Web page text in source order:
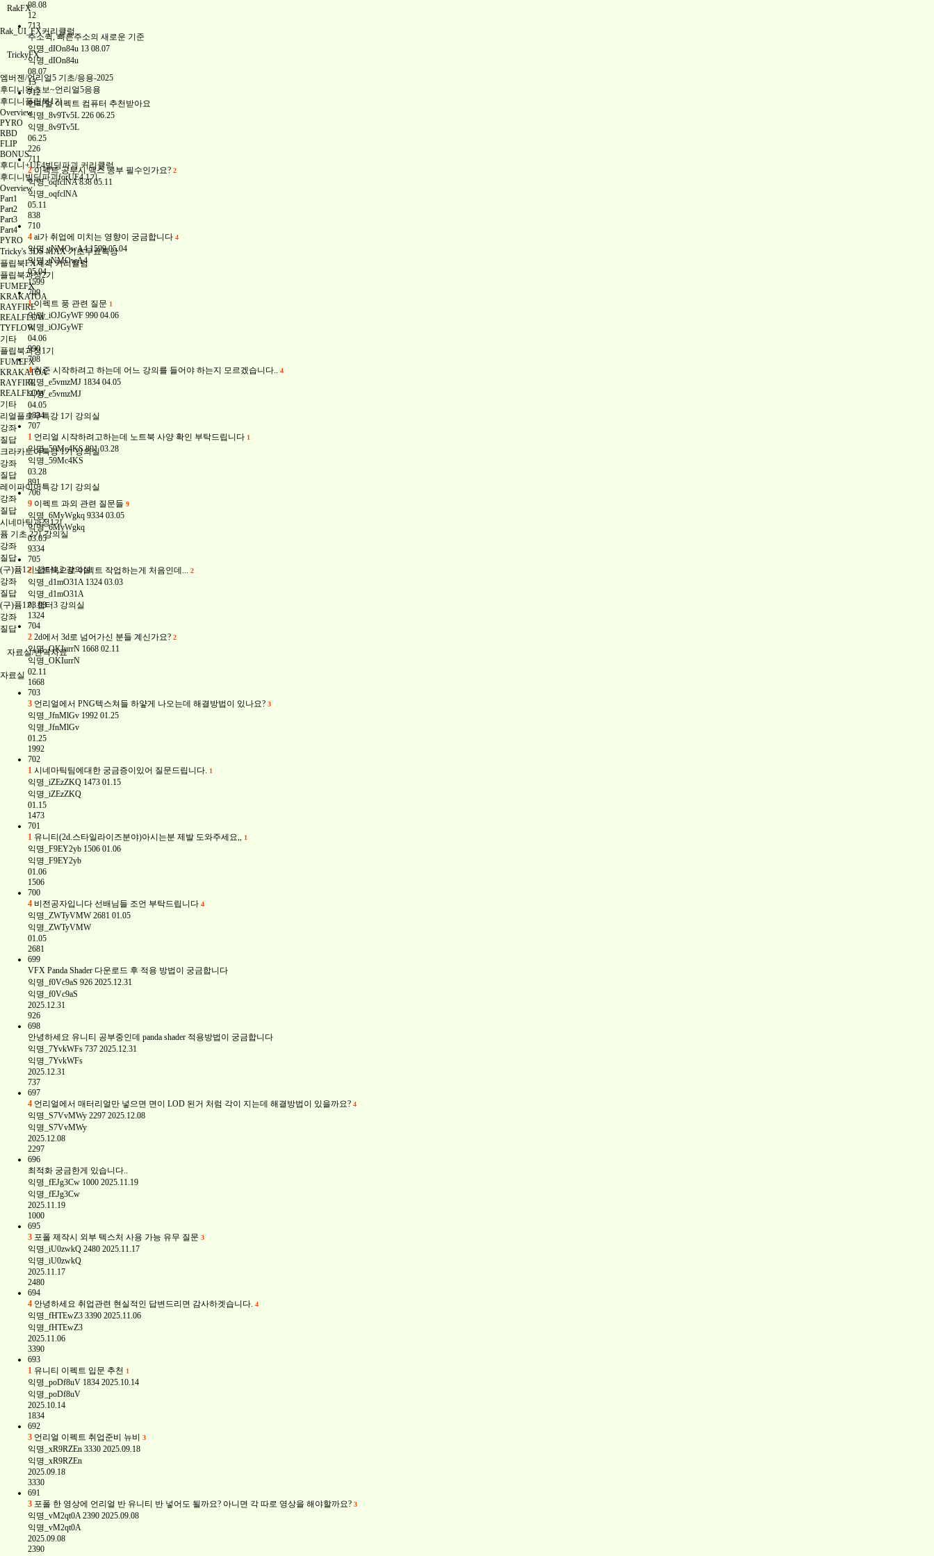
RakFX
Rak_UI_FX커리큘럼
TrickyFX
엠버젠/언리얼5 기초/응용-2025
후디니왕초보~언리얼5응용
후디니플립북1기
Overview
PYRO
RBD
FLIP
BONUS
후디니+UE4빌딩파괴 커리큘럼
후디니빌딩파괴forUE4 1기
Overview
Part1
Part2
Part3
Part4
PYRO
Tricky's 3DS MAX 기초무료특강
플립북FX제작 커리큘럼
플립북과정2기
FUMEFX
KRAKATOA
RAYFIRE
REALFLOW
TYFLOW
기타
플립북과정1기
FUMEFX
KRAKATOA
RAYFIRE
REALFLOW
기타
리얼플로우특강 1기 강의실
강좌
질답
크라카토아특강 1기 강의실
강좌
질답
레이파이어특강 1기 강의실
강좌
질답
시네마틱과정1기
퓸 기초 2기 강의실
강좌
질답
(구)퓸1기 챕터1,2 강의실
강좌
질답
(구)퓸1기 챕터3 강의실
강좌
질답
자료실/번역자료
자료실
08.08
12
713
주소퀵, 빠른주소의 새로운 기준
익명_dIOn84u 13 08.07
익명_dIOn84u
08.07
13
712
언리얼 이펙트 컴퓨터 추천받아요
익명_8v9Tv5L 226 06.25
익명_8v9Tv5L
06.25
226
711
2 이펙트 공부시 맥스 공부 필수인가요? 2
익명_oqfclNA 838 05.11
익명_oqfclNA
05.11
838
710
4 ai가 취업에 미치는 영향이 궁금합니다 4
익명_tNMOwA4 1599 05.04
익명_tNMOwA4
05.04
1599
709
1 이펙트 풍 관련 질문 1
익명_iOJGyWF 990 04.06
익명_iOJGyWF
04.06
990
708
4 취준 시작하려고 하는데 어느 강의를 들어야 하는지 모르겠습니다.. 4
익명_e5vmzMJ 1834 04.05
익명_e5vmzMJ
04.05
1834
707
1 언리얼 시작하려고하는데 노트북 사양 확인 부탁드립니다 1
익명_59Mc4KS 891 03.28
익명_59Mc4KS
03.28
891
706
9 이펙트 과외 관련 질문들 9
익명_6MyWgkq 9334 03.05
익명_6MyWgkq
03.05
9334
705
2 노트북으로 이펙트 작업하는게 처음인데... 2
익명_d1mO31A 1324 03.03
익명_d1mO31A
03.03
1324
704
2 2d에서 3d로 넘어가신 분들 계신가요? 2
익명_OKIurrN 1668 02.11
익명_OKIurrN
02.11
1668
703
3 언리얼에서 PNG텍스쳐들 하얗게 나오는데 해결방법이 있나요? 3
익명_JfnMlGv 1992 01.25
익명_JfnMlGv
01.25
1992
702
1 시네마틱팀에대한 궁금증이있어 질문드립니다. 1
익명_iZEzZKQ 1473 01.15
익명_iZEzZKQ
01.15
1473
701
1 유니티(2d.스타일라이즈분야)아시는분 제발 도와주세요,, 1
익명_F9EY2yb 1506 01.06
익명_F9EY2yb
01.06
1506
700
4 비전공자입니다 선배님들 조언 부탁드립니다 4
익명_ZWTyVMW 2681 01.05
익명_ZWTyVMW
01.05
2681
699
VFX Panda Shader 다운로드 후 적용 방법이 궁금합니다
익명_f0Vc9aS 926 2025.12.31
익명_f0Vc9aS
2025.12.31
926
698
안녕하세요 유니티 공부중인데 panda shader 적용방법이 궁금합니다
익명_7YvkWFs 737 2025.12.31
익명_7YvkWFs
2025.12.31
737
697
4 언리얼에서 매터리얼만 넣으면 면이 LOD 된거 처럼 각이 지는데 해결방법이 있을까요? 4
익명_S7VvMWy 2297 2025.12.08
익명_S7VvMWy
2025.12.08
2297
696
최적화 궁금한게 있습니다..
익명_fEJg3Cw 1000 2025.11.19
익명_fEJg3Cw
2025.11.19
1000
695
3 포폴 제작시 외부 텍스처 사용 가능 유무 질문 3
익명_iU0zwkQ 2480 2025.11.17
익명_iU0zwkQ
2025.11.17
2480
694
4 안녕하세요 취업관련 현실적인 답변드리면 감사하겟습니다. 4
익명_fHTEwZ3 3390 2025.11.06
익명_fHTEwZ3
2025.11.06
3390
693
1 유니티 이펙트 입문 추천 1
익명_poDf8uV 1834 2025.10.14
익명_poDf8uV
2025.10.14
1834
692
3 언리얼 이펙트 취업준비 뉴비 3
익명_xR9RZEn 3330 2025.09.18
익명_xR9RZEn
2025.09.18
3330
691
3 포폴 한 영상에 언리얼 반 유니티 반 넣어도 될까요? 아니면 각 따로 영상을 해야할까요? 3
익명_vM2qt0A 2390 2025.09.08
익명_vM2qt0A
2025.09.08
2390